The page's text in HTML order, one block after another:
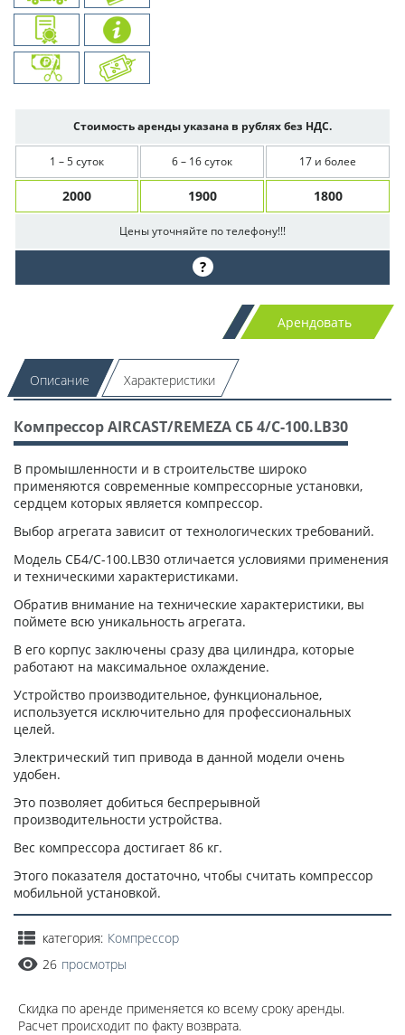
Стоимость аренды указана в рублях без НДС.
1 – 5 суток 6 – 16 суток 17 и более
2000 1900 1800
Цены уточняйте по телефону!!!
?
Арендовать
Описание Характеристики
Компрессор AIRCAST/REMEZA СБ 4/С-100.LB30
В промышленности и в строительстве широко
применяются современные компрессорные установки,
сердцем которых является компрессор.
Выбор агрегата зависит от технологических требований.
Модель СБ4/С-100.LB30 отличается условиями применения
и техническими характеристиками.
Обратив внимание на технические характеристики, вы
поймете всю уникальность агрегата.
В его корпус заключены сразу два цилиндра, которые
работают на максимальное охлаждение.
Устройство производительное, функциональное,
используется исключительно для профессиональных
целей.
Электрический тип привода в данной модели очень
удобен.
Это позволяет добиться беспрерывной
производительности устройства.
Вес компрессора достигает 86 кг.
Этого показателя достаточно, чтобы считать компрессор
мобильной установкой.
категория: Компрессор
26 просмотры
Скидка по аренде применяется ко всему сроку аренды.
Расчет происходит по факту возврата.